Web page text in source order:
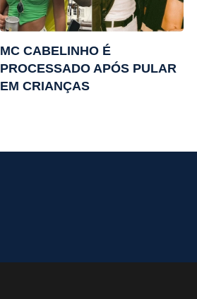
MC CABELINHO É
PROCESSADO APÓS PULAR
EM CRIANÇAS